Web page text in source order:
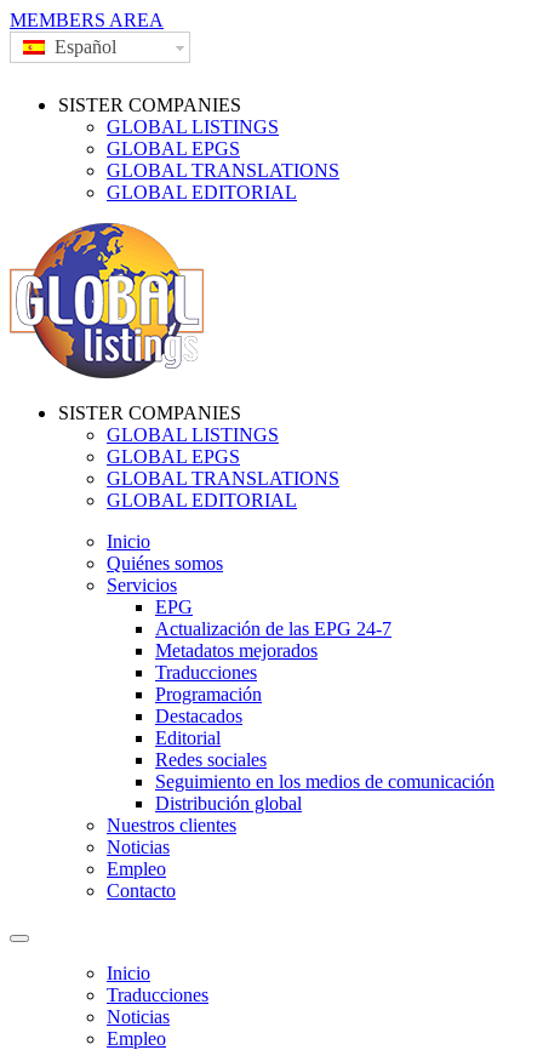
MEMBERS AREA
Español
SISTER COMPANIES
GLOBAL LISTINGS
GLOBAL EPGS
GLOBAL TRANSLATIONS
GLOBAL EDITORIAL
SISTER COMPANIES
GLOBAL LISTINGS
GLOBAL EPGS
GLOBAL TRANSLATIONS
GLOBAL EDITORIAL
Inicio
Quiénes somos
Servicios
EPG
Actualización de las EPG 24-7
Metadatos mejorados
Traducciones
Programación
Destacados
Editorial
Redes sociales
Seguimiento en los medios de comunicación
Distribución global
Nuestros clientes
Noticias
Empleo
Contacto
Inicio
Traducciones
Noticias
Empleo